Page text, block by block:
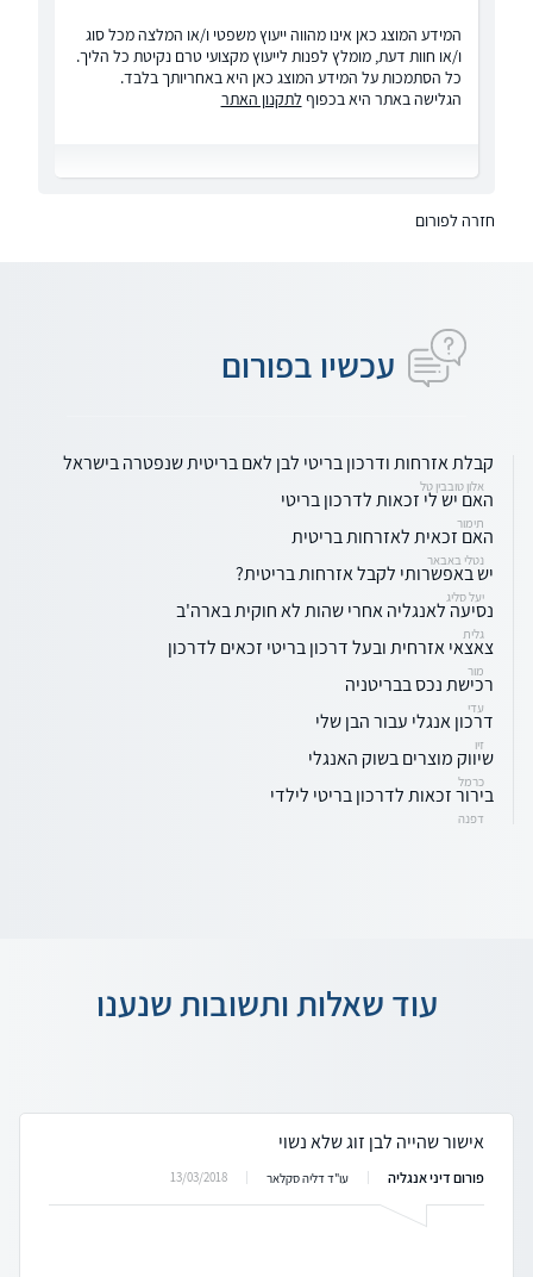
המידע המוצג כאן אינו מהווה ייעוץ משפטי ו/או המלצה מכל סוג
ו/או חוות דעת, מומלץ לפנות לייעוץ מקצועי טרם נקיטת כל הליך.
כל הסתמכות על המידע המוצג כאן היא באחריותך בלבד.
הגלישה באתר היא בכפוף לתקנון האתר
חזרה לפורום
עכשיו בפורום
קבלת אזרחות ודרכון בריטי לבן לאם בריטית שנפטרה בישראל
אלון טובבין טל
האם יש לי זכאות לדרכון בריטי
תימור
האם זכאית לאזרחות בריטית
נטלי באבאר
יש באפשרותי לקבל אזרחות בריטית?
יעל סליג
נסיעה לאנגליה אחרי שהות לא חוקית בארה'ב
גלית
צאצאי אזרחית ובעל דרכון בריטי זכאים לדרכון
מור
רכישת נכס בבריטניה
עדי
דרכון אנגלי עבור הבן שלי
זיו
שיווק מוצרים בשוק האנגלי
כרמל
בירור זכאות לדרכון בריטי לילדי
דפנה
עוד שאלות ותשובות שנענו
אישור שהייה לבן זוג שלא נשוי
פורום דיני אנגליה עו"ד דליה סקלאר 13/03/2018